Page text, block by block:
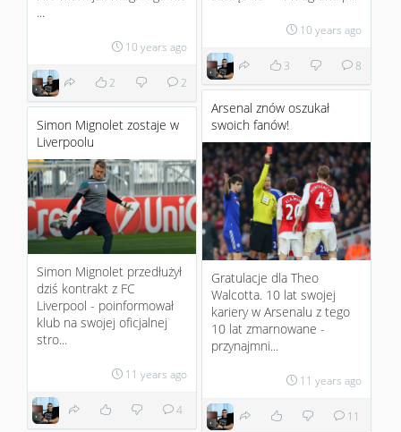
...
10 years ago
2 2
10 years ago
3 8
Arsenal znów oszukał
swoich fanów!
Gratulacje dla Theo
Walcotta. 10 lat swojej
kariery w Arsenalu z tego
10 lat zmarnowane -
przynajmni...
11 years ago
11
Simon Mignolet zostaje w
Liverpoolu
Simon Mignolet przedłużył
dziś kontrakt z FC
Liverpool - poinformował
klub na swojej oficjalnej
stro...
11 years ago
4